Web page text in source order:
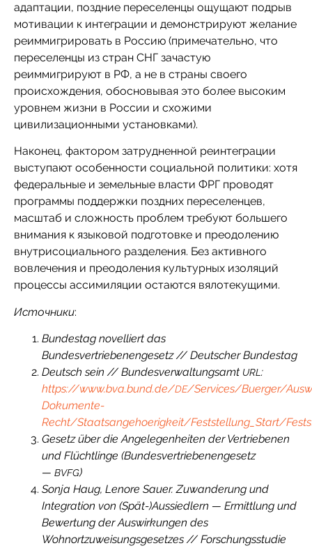
адаптации, поздние переселенцы ощущают подрыв
мотивации к интеграции и демонстрируют желание
реиммигрировать в Россию (примечательно, что
переселенцы из стран СНГ зачастую
реиммигрируют в РФ, а не в страны своего
происхождения, обосновывая это более высоким
уровнем жизни в России и схожими
цивилизационными установками).
Наконец, фактором затрудненной реинтеграции
выступают особенности социальной политики: хотя
федеральные и земельные власти ФРГ проводят
программы поддержки поздних переселенцев,
масштаб и сложность проблем требуют большего
внимания к языковой подготовке и преодолению
внутрисоциального разделения. Без активного
вовлечения и преодоления культурных изоляций
процессы ассимиляции остаются вялотекущими.
Источники:
Bundestag novelliert das
Bundesvertriebenengesetz // Deutscher Bundestag
Deutsch sein // Bundesverwaltungsamt URL :
https://www.bva.bund.de/DE/Services/Buerger/
Dokumente-
Recht/Staatsangehoerigkeit/Feststellung_Start/
Gesetz über die Angelegenheiten der Vertriebenen
und Flüchtlinge (Bundesvertriebenengesetz
— BVFG)
Sonja Haug, Lenore Sauer. Zuwanderung und
Integration von (Spät-)Aussiedlern — Ermittlung und
Bewertung der Auswirkungen des
Wohnortzuweisungsgesetzes // Forschungsstudie